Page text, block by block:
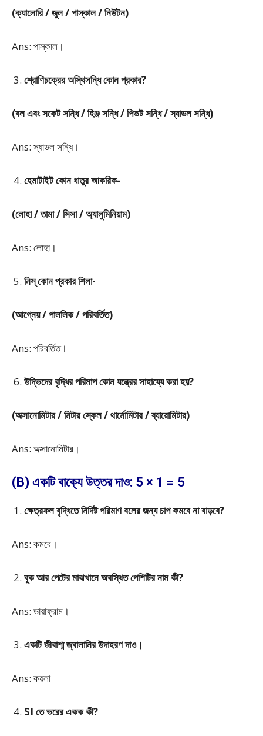
(ক্যালোরি / জুল / পাস্কাল / নিউটন)
Ans: পাস্কাল।
শ্রোণিচক্রের অস্থিসন্ধি কোন প্রকার?
(বল এবং সকেট সন্ধি / হিঞ্জ সন্ধি / পিভট সন্ধি / স্যাডল সন্ধি)
Ans: স্যাডল সন্ধি।
হেমাটাইট কোন ধাতুর আকরিক-
(লোহা / তামা / সিসা / অ্যালুমিনিয়াম)
Ans: লোহা।
নিস্ কোন প্রকার শিলা-
(আগ্নেয় / পাললিক / পরিবর্তিত)
Ans: পরিবর্তিত।
উদ্ভিদের বৃদ্ধির পরিমাপ কোন যন্ত্রের সাহায্যে করা হয়?
(অক্সানোমিটার / মিটার স্কেল / থার্মোমিটার / ব্যারোমিটার)
Ans: অক্সানোমিটার।
(B) একটি বাক্যে উত্তর দাও: 5 × 1 = 5
ক্ষেত্রফল বৃদ্ধিতে নির্দিষ্ট পরিমাণ বলের জন্য চাপ কমবে না বাড়বে?
Ans: কমবে।
বুক আর পেটের মাঝখানে অবস্থিত পেশিটির নাম কী?
Ans: ডায়াফ্রাম।
একটি জীবাশ্ম জ্বালানির উদাহরণ দাও।
Ans: কয়লা
SI তে ভরের একক কী?